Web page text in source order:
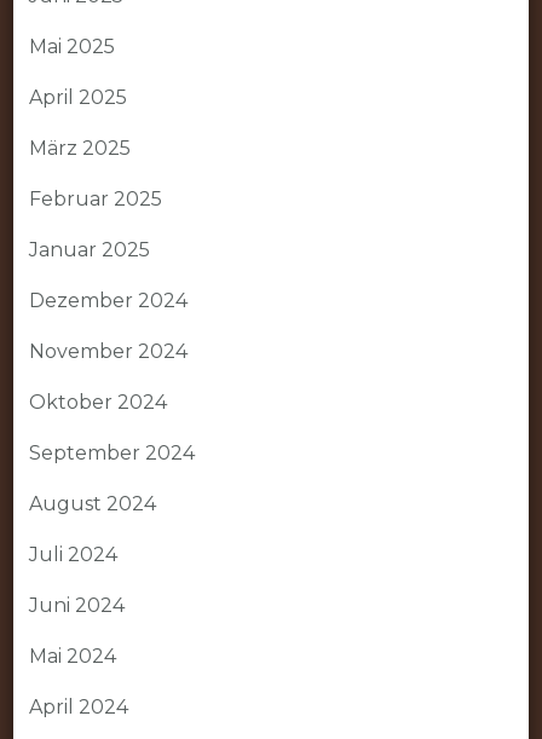
Mai 2025
April 2025
März 2025
Februar 2025
Januar 2025
Dezember 2024
November 2024
Oktober 2024
September 2024
August 2024
Juli 2024
Juni 2024
Mai 2024
April 2024